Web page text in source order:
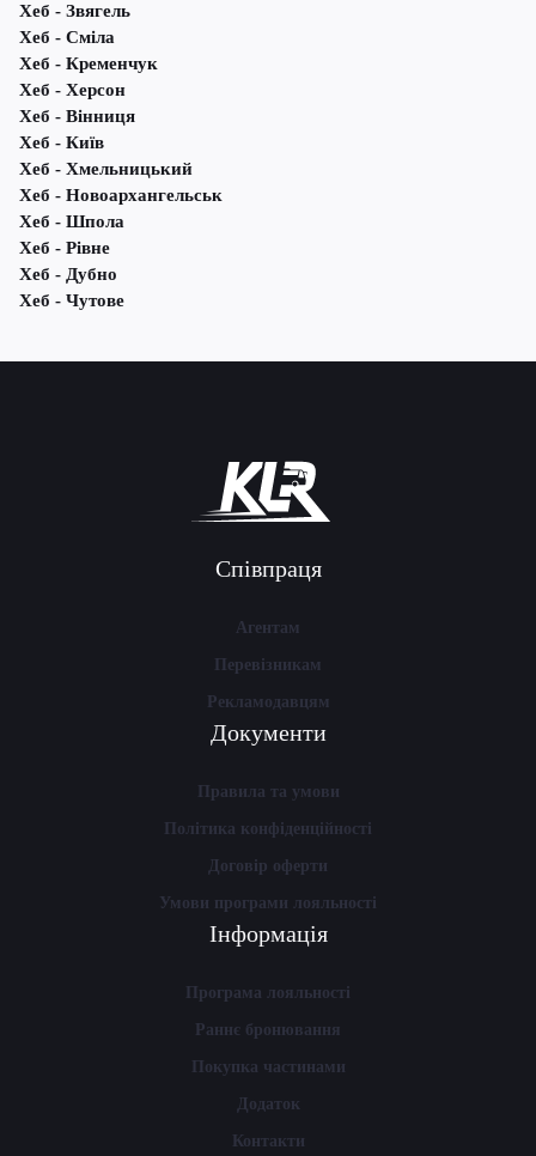
Хеб - Звягель
Хеб - Сміла
Хеб - Кременчук
Хеб - Херсон
Хеб - Вінниця
Хеб - Київ
Хеб - Хмельницький
Хеб - Новоархангельськ
Хеб - Шпола
Хеб - Рівне
Хеб - Дубно
Хеб - Чутове
Співпраця
Агентам
Перевізникам
Рекламодавцям
Документи
Правила та умови
Політика конфіденційності
Договір оферти
Умови програми лояльності
Інформація
Програма лояльності
Раннє бронювання
Покупка частинами
Додаток
Контакти